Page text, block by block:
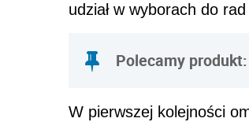
udział w wyborach do
Polecamy produkt:
W pierwszej kolejności